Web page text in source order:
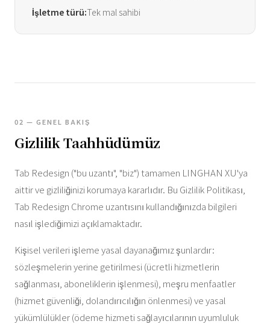
İşletme türü:Tek mal sahibi
02 — GENEL BAKIŞ
Gizlilik Taahhüdümüz
Tab Redesign ("bu uzantı", "biz") tamamen LINGHAN XU'ya
aittir ve gizliliğinizi korumaya kararlıdır. Bu Gizlilik Politikası,
Tab Redesign Chrome uzantısını kullandığınızda bilgileri
nasıl işlediğimizi açıklamaktadır.
Kişisel verileri işleme yasal dayanağımız şunlardır:
sözleşmelerin yerine getirilmesi (ücretli hizmetlerin
sağlanması, aboneliklerin işlenmesi), meşru menfaatler
(hizmet güvenliği, dolandırıcılığın önlenmesi) ve yasal
yükümlülükler (ödeme hizmeti sağlayıcılarının uyumluluk